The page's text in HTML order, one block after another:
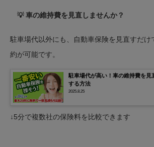
💡 車の維持費を見直しませんか？
駐車場代以外にも、自動車保険を見直すだけ
約が可能です。
駐車場代が高い！車の維持費を見
する方法
2025.8.25
↓5分で複数社の保険料を比較できます